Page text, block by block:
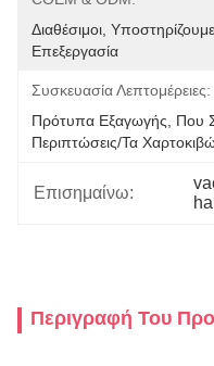
Διαθέσιμοι,
Επεξεργασία
Συσκευασία Λεπτομέρειες:
Πρότυπα Εξαγωγής, Που
Περιπτώσεις/τα
Επισημαίνω:
Περιγραφή Του